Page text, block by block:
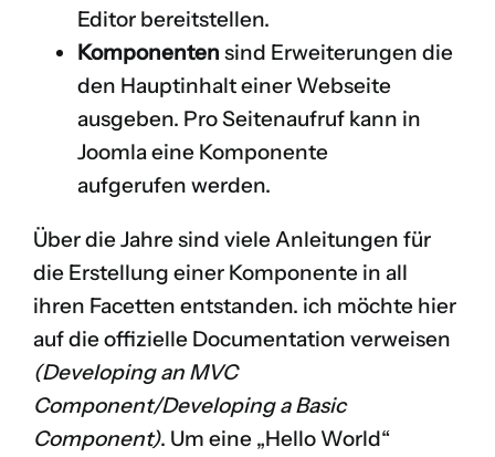
Editor bereitstellen.
Komponenten sind Erweiterungen die
den Hauptinhalt einer Webseite
ausgeben. Pro Seitenaufruf kann in
Joomla eine Komponente
aufgerufen werden.
Über die Jahre sind viele Anleitungen für
die Erstellung einer Komponente in all
ihren Facetten entstanden. ich möchte hier
auf die offizielle Documentation verweisen
(Developing an MVC
Component/Developing a Basic
Component). Um eine „Hello World“